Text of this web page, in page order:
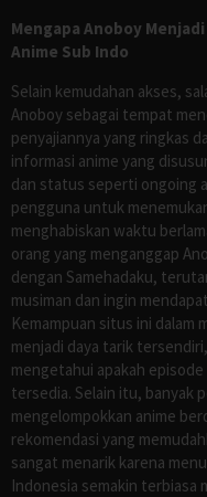
Mengapa Anoboy
Anime Sub Indo
Selain kemudahan akses,
Anoboy sebagai tempat
penyajiannya yang ringkas
informasi anime yang
dan status seperti ongoing
pengguna untuk
menghabiskan waktu
orang yang menganggap
dengan Samehadaku,
musiman dan ingin
Kemampuan situs ini dalam
menjadi daya tarik
mengetahui apakah
tersedia. Selain itu, banyak
mengelompokkan anime
rekomendasi yang
sangat menarik karena
Indonesia semakin